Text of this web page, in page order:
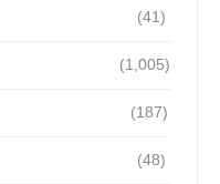
(41)
(1,005)
(187)
(48)